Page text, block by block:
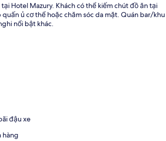
Hotel Mazury. Khách có thể kiếm chút đồ ăn tại
ủ cơ thể hoặc chăm sóc da mặt. Quán bar/khu
nổi bật khác.
đậu xe
hàng